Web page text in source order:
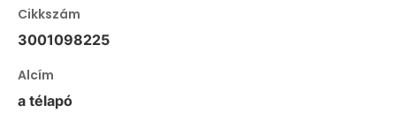
Cikkszám
3001098225
Alcím
a télapó